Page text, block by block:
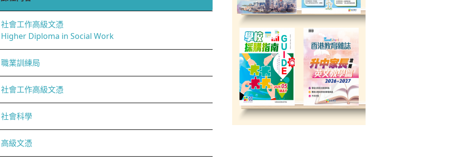
社會工作高級文憑
Higher Diploma in Social Work
職業訓練局
社會工作高級文憑
社會科學
高級文憑